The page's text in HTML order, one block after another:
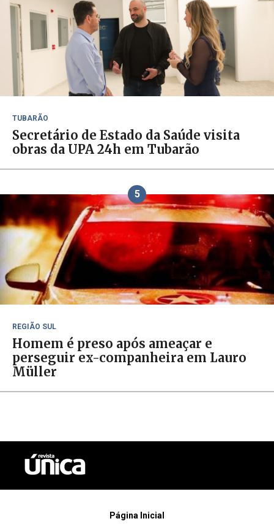
TUBARÃO
Secretário de Estado da Saúde visita
obras da UPA 24h em Tubarão
5
REGIÃO SUL
Homem é preso após ameaçar e
perseguir ex-companheira em Lauro
Müller
Página Inicial